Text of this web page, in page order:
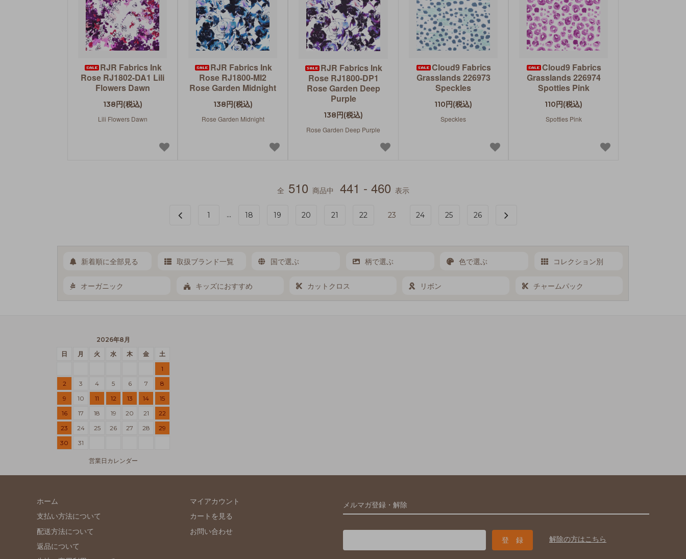
RJR Fabrics Ink
Rose RJ1802-DA1 Lili
Flowers Dawn
138円(税込)
Lili Flowers Dawn
RJR Fabrics Ink
Rose RJ1800-MI2
Rose Garden Midnight
138円(税込)
Rose Garden Midnight
RJR Fabrics Ink
Rose RJ1800-DP1
Rose Garden Deep
Purple
138円(税込)
Rose Garden Deep Purple
Cloud9 Fabrics
Grasslands 226973
Speckles
110円(税込)
Speckles
Cloud9 Fabrics
Grasslands 226974
Spotties Pink
110円(税込)
Spotties Pink
全 510 商品中 441 - 460 表示
1 ... 18 19 20 21 22 23 24 25 26
新着順に全部見る 取扱ブランド一覧 国で選ぶ 柄で選ぶ 色で選ぶ コレクション別
オーガニック キッズにおすすめ カットクロス リボン チャームパック
2026年8月
日
月 火 水 木 金
土
1
2
3 4 5 6 7
8
9
10 11 12 13 14
15
16
17 18 19 20 21
22
23
24 25 26 27 28
29
30
31
営業日カレンダー
メルマガ登録・解除
解除の方はこちら
ホーム
支払い方法について
配送方法について
返品について
マイアカウント
カートを見る
お問い合わせ